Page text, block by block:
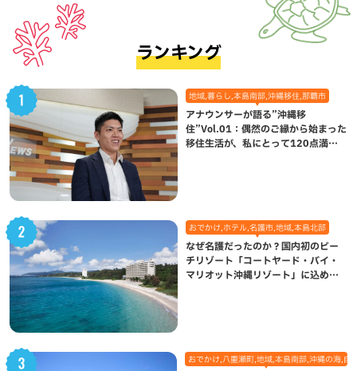
ランキング
地域,暮らし,本島南部,沖縄移住,那覇市
アナウンサーが語る”沖縄移
住”Vol.01：偶然のご縁から始まった
移住生活が、私にとって120点満点
おでかけ,ホテル,名護市,地域,本島北部
なぜ名護だったのか？国内初のビー
チリゾート「コートヤード・バイ・
マリオット沖縄リゾート」に込めら
おでかけ,八重瀬町,地域,本島南部,沖縄の海,自